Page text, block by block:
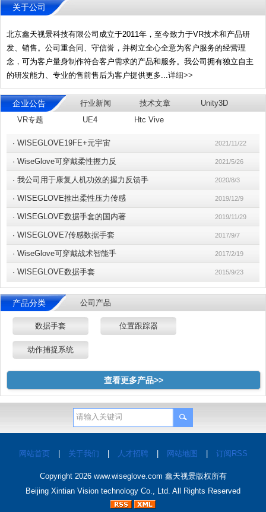
关于公司
北京鑫天视景科技有限公司成立于2011年，至今致力于VR技术和产品研
发、销售。公司重合同、守信誉，并树立全心全意为客户服务的经营理
念，可为客户量身制作符合客户需求的产品和服务。我公司拥有独立自主
的研发能力、专业的售前售后为客户提供更多...详细>>
企业公告 行业新闻 技术文章
Unity3D
VR专题
UE4 Htc Vive
· WISEGLOVE19FE+元宇宙 2021/11/22
· WiseGlove可穿戴柔性握力反 2021/5/26
· 我公司用于康复人机功效的握力反馈手 2020/8/3
· WISEGLOVE推出柔性压力传感 2019/12/9
· WISEGLOVE数据手套的国内著 2019/11/29
· WISEGLOVE7传感数据手套 2017/9/7
· WiseGlove可穿戴战术智能手 2017/2/19
· WISEGLOVE数据手套 2015/9/23
产品分类 公司产品
数据手套 位置跟踪器
动作捕捉系统
查看更多产品>>
网站首页 关于我们 人才招聘 网站地图 订阅RSS
Copyright 2026 www.wiseglove.com 鑫天视景版权所有
Beijing Xintian Vision technology Co., Ltd. All Rights Reserved